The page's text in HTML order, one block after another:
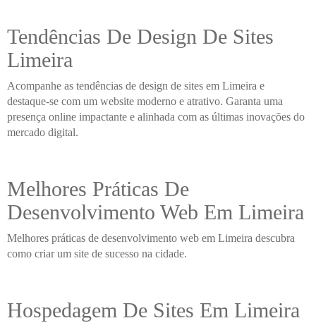
Tendências De Design De Sites
Limeira
Acompanhe as tendências de design de sites em Limeira e
destaque-se com um website moderno e atrativo. Garanta uma
presença online impactante e alinhada com as últimas inovações do
mercado digital.
Melhores Práticas De
Desenvolvimento Web Em Limeira
Melhores práticas de desenvolvimento web em Limeira descubra
como criar um site de sucesso na cidade.
Hospedagem De Sites Em Limeira